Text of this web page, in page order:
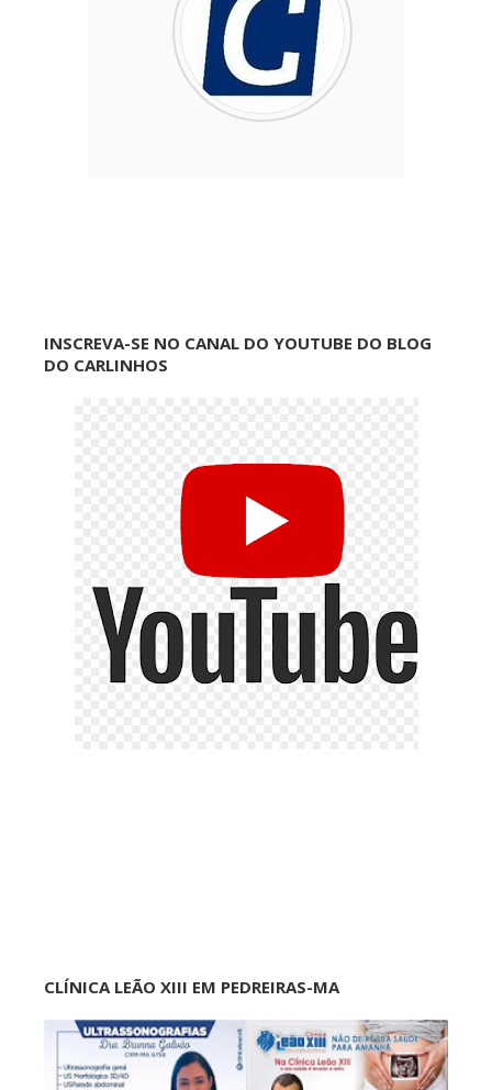
INSCREVA-SE NO CANAL DO YOUTUBE DO BLOG
DO CARLINHOS
CLÍNICA LEÃO XIII EM PEDREIRAS-MA